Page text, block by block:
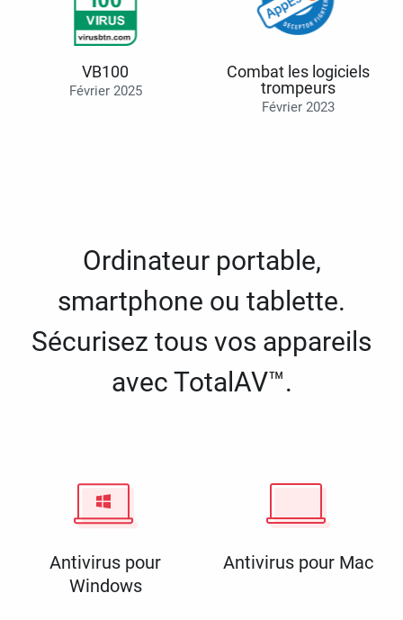
VB100
Février 2025
Combat les logiciels
trompeurs
Février 2023
Ordinateur portable,
smartphone ou tablette.
Sécurisez tous vos appareils
avec TotalAV™.
Antivirus pour
Windows
Antivirus pour Mac